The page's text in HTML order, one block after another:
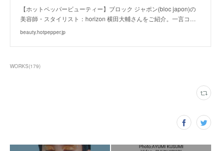
【ホットペッパービューティー】ブロック ジャポン(bloc japon)の
美容師・スタイリスト：horizon 横田大輔さんをご紹介。一言コ…
beauty.hotpepper.jp
WORKS(179)